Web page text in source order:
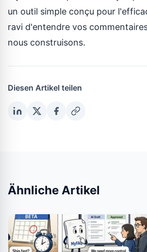
un outil simple conçu pour
ravi d'entendre vos
nous construisons.
Diesen Artikel teilen
Ähnliche Artikel